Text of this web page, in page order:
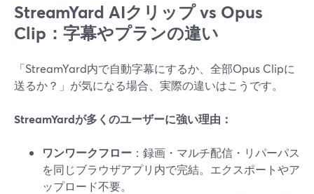
StreamYard AIクリップ vs Opus
Clip：字幕やプランの違い
「StreamYard内で自動字幕にするか、全部Opus Clipに
送るか？」が気になる場合、実際の違いはこうです。
StreamYardが多くのユーザーに強い理由：
ワンワークフロー ：録画・マルチ配信・リパーパス
を同じブラウザアプリ内で完結。エクスポートやア
ップロード不要。